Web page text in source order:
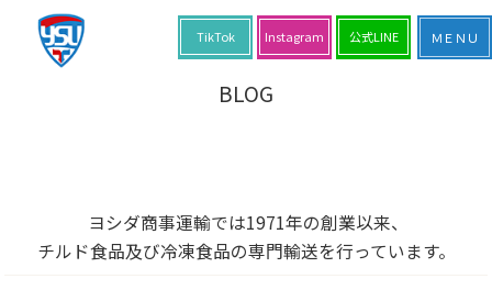
BLOG
ヨシダ商事運輸では1971年の創業以来、
チルド食品及び冷凍食品の専門輸送を行っています。
公式LINE
Instagram
TikTok